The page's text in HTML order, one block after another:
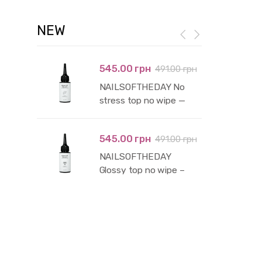
NEW
545.00 грн 491.00 грн
NAILSOFTHEDAY No
stress top no wipe —
фільтрів, 50 мл
545.00 грн 491.00 грн
NAILSOFTHEDAY
Glossy top no wipe –